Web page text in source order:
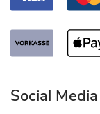
Social Media